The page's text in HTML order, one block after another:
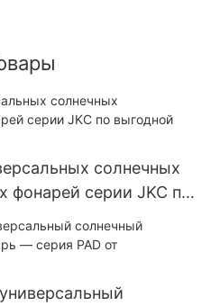
солнечных
фонарей серии JKC по
Solar